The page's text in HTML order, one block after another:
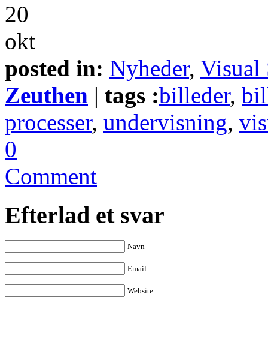
20
okt
posted in: Nyheder, Visual
Zeuthen | tags :billeder,
processer, undervisning,
0
Comment
Efterlad et svar
Navn
Email
Website